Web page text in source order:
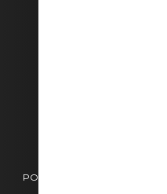
POLÍTICA DE COOKIES